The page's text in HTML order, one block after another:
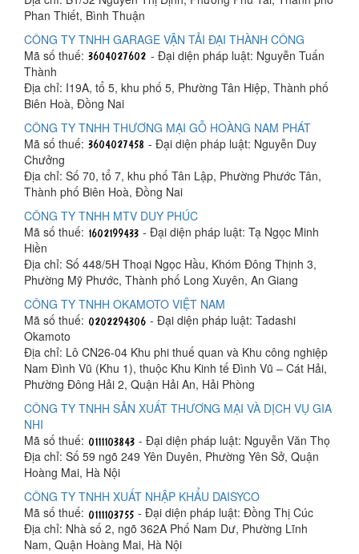
Phan Thiết, Bình Thuận
CÔNG TY TNHH GARAGE VẬN TẢI ĐẠI THÀNH CÔNG
Mã số thuế:
- Đại diện pháp luật: Nguyễn Tuấn
Thành
Địa chỉ: I19A, tổ 5, khu phố 5, Phường Tân Hiệp, Thành phố
Biên Hoà, Đồng Nai
CÔNG TY TNHH THƯƠNG MẠI GỖ HOÀNG NAM PHÁT
Mã số thuế:
- Đại diện pháp luật: Nguyễn Duy
Chưởng
Địa chỉ: Số 70, tổ 7, khu phố Tân Lập, Phường Phước Tân,
Thành phố Biên Hoà, Đồng Nai
CÔNG TY TNHH MTV DUY PHÚC
Mã số thuế:
- Đại diện pháp luật: Tạ Ngọc Minh
Hiền
Địa chỉ: Số 448/5H Thoại Ngọc Hầu, Khóm Đông Thịnh 3,
Phường Mỹ Phước, Thành phố Long Xuyên, An Giang
CÔNG TY TNHH OKAMOTO VIỆT NAM
Mã số thuế:
- Đại diện pháp luật: Tadashi
Okamoto
Địa chỉ: Lô CN26-04 Khu phi thuế quan và Khu công nghiệp
Nam Đình Vũ (Khu 1), thuộc Khu Kinh tế Đình Vũ – Cát Hải,
Phường Đông Hải 2, Quận Hải An, Hải Phòng
CÔNG TY TNHH SẢN XUẤT THƯƠNG MẠI VÀ DỊCH VỤ GIA
NHI
Mã số thuế:
- Đại diện pháp luật: Nguyễn Văn Thọ
Địa chỉ: Số 59 ngõ 249 Yên Duyên, Phường Yên Sở, Quận
Hoàng Mai, Hà Nội
CÔNG TY TNHH XUẤT NHẬP KHẨU DAISYCO
Mã số thuế:
- Đại diện pháp luật: Đồng Thị Cúc
Địa chỉ: Nhà số 2, ngõ 362A Phố Nam Dư, Phường Lĩnh
Nam, Quận Hoàng Mai, Hà Nội